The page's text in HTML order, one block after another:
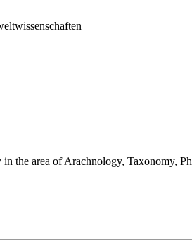
the area of Arachnology, Taxonomy,